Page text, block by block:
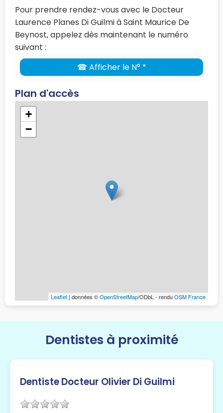
Pour prendre rendez-vous avec le Docteur
Laurence Planes Di Guilmi à Saint Maurice De
Beynost, appelez dès maintenant le numéro
suivant :
☎ Afficher le N° *
Plan d'accès
+
−
Leaflet | données ©OpenStreetMap/ODbL - renduOSM France
Dentistes à proximité
Dentiste Docteur Olivier Di Guilmi